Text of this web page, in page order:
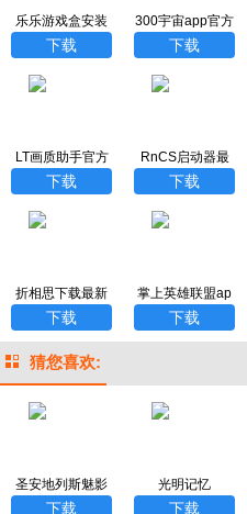
乐乐游戏盒安装
下载
300宇宙app官方
下载
下载
LT画质助手官方
正版
下载
RnCS启动器最
新版下载
下载
折相思下载最新
版
下载
掌上英雄联盟ap
p下载最新版
下载
猜您喜欢:
圣安地列斯魅影
下载
光明记忆
下载